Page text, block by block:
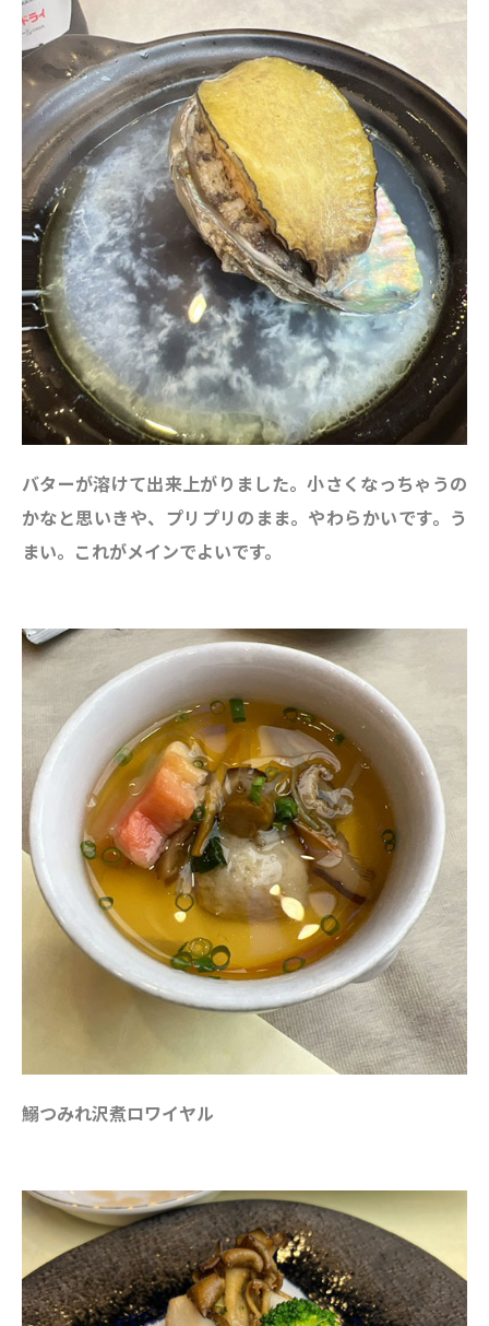
バターが溶けて出来上がりました。小さくなっちゃうの
かなと思いきや、プリプリのまま。やわらかいです。う
まい。これがメインでよいです。
鰯つみれ沢煮ロワイヤル